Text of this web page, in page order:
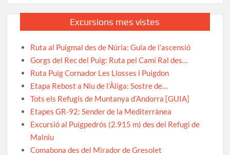
Excursions mes vistes
Ruta al Puigmal des de Núria: Guia de l’ascensió
Gorgs del Rec del Puig: Ruta pel Camí Ral des…
Ruta Puig Cornador Les Llosses i Puigdon
Etapa Rebost a Niu de l’Àliga: Sostre de…
Tots els Refugis de Muntanya d’Andorra [GUIA]
Etapes GR-92: Sender de la Mediterrànea
Excursió al Puigpedrós (2.915 m) des del Refugi de
Malniu
Comabona des del Mirador de Gresolet